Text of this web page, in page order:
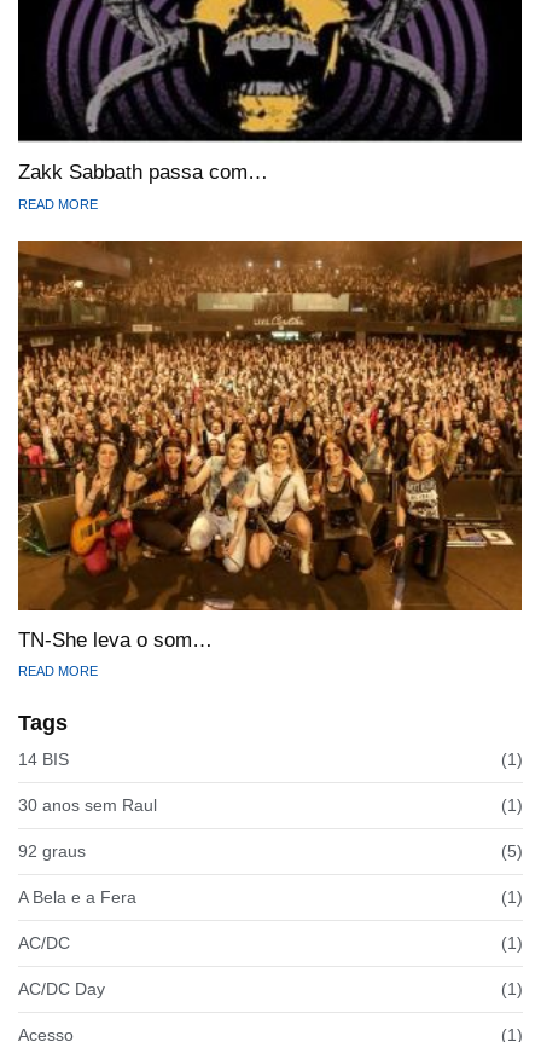
Zakk Sabbath passa com…
READ MORE
TN-She leva o som…
READ MORE
Tags
14 BIS (1)
30 anos sem Raul (1)
92 graus (5)
A Bela e a Fera (1)
AC/DC (1)
AC/DC Day (1)
Acesso (1)